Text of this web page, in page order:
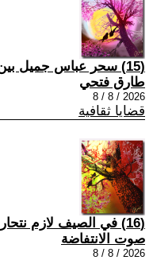
(15) سحر عباس جميل بين مستثمر وسياسي اطاري
طارق فتحي
2026 / 8 / 8
قضايا ثقافية
(16) في الصيف لازم نتحارب
صوت الانتفاضة
2026 / 8 / 8